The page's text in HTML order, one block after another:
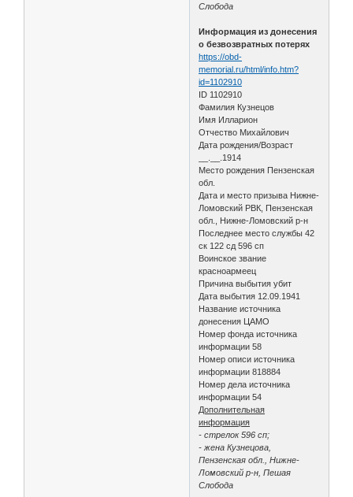
Слобода
Информация из донесения
о безвозвратных потерях
https://obd-
memorial.ru/html/info.htm?
id=1102910
ID 1102910
Фамилия Кузнецов
Имя Илларион
Отчество Михайлович
Дата рождения/Возраст
__.__.1914
Место рождения Пензенская
обл.
Дата и место призыва Нижне-
Ломовский РВК, Пензенская
обл., Нижне-Ломовский р-н
Последнее место службы 42
ск 122 сд 596 сп
Воинское звание
красноармеец
Причина выбытия убит
Дата выбытия 12.09.1941
Название источника
донесения ЦАМО
Номер фонда источника
информации 58
Номер описи источника
информации 818884
Номер дела источника
информации 54
Дополнительная
информация
- стрелок 596 сп;
- жена Кузнецова,
Пензенская обл., Нижне-
Ломовский р-н, Пешая
Слобода